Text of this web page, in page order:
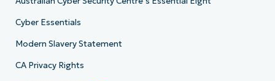
Cyber Essentials
Modern Slavery Statement
CA Privacy Rights